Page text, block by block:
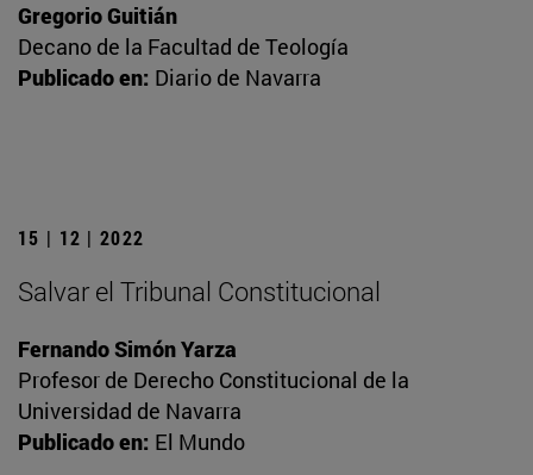
Gregorio Guitián
Decano de la Facultad de Teología
Publicado en: Diario de Navarra
15 | 12 | 2022
Salvar el Tribunal Constitucional
Fernando Simón Yarza
Profesor de Derecho Constitucional de la
Universidad de Navarra
Publicado en: El Mundo